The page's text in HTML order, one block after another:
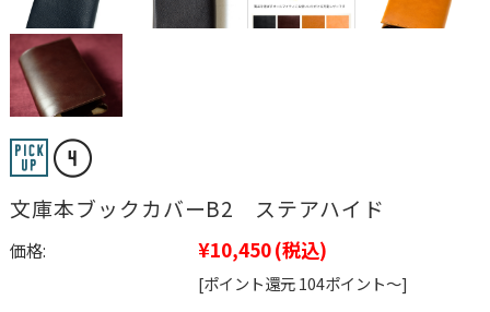
文庫本ブックカバーB2 ステアハイド
価格: ¥10,450(税込)
[ポイント還元 104ポイント～]